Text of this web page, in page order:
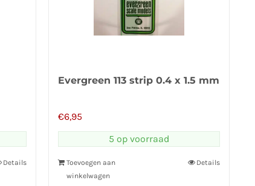
Details
Evergreen 113 strip 0.4 x 1.5 mm
€6,95
5 op voorraad
Toevoegen aan
winkelwagen
Details